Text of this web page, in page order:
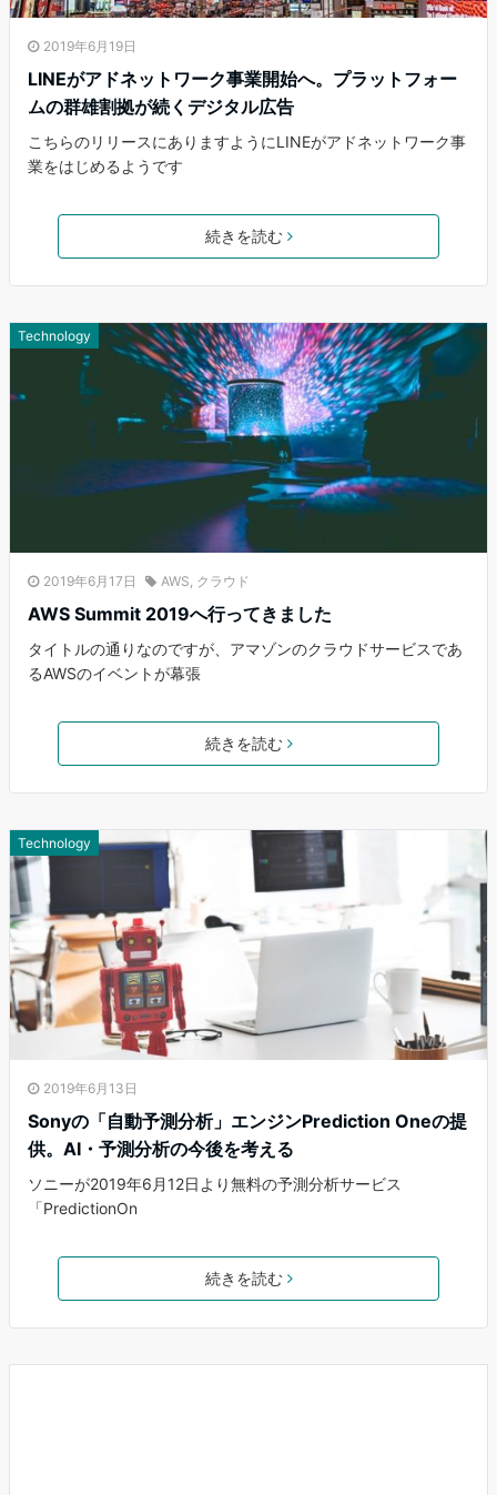
2019年6月19日
LINEがアドネットワーク事業開始へ。プラットフォー
ムの群雄割拠が続くデジタル広告
こちらのリリースにありますようにLINEがアドネットワーク事
業をはじめるようです
続きを読む
Technology
2019年6月17日 AWS, クラウド
AWS Summit 2019へ行ってきました
タイトルの通りなのですが、アマゾンのクラウドサービスであ
るAWSのイベントが幕張
続きを読む
Technology
2019年6月13日
Sonyの「自動予測分析」エンジンPrediction Oneの提
供。AI・予測分析の今後を考える
ソニーが2019年6月12日より無料の予測分析サービス
「PredictionOn
続きを読む